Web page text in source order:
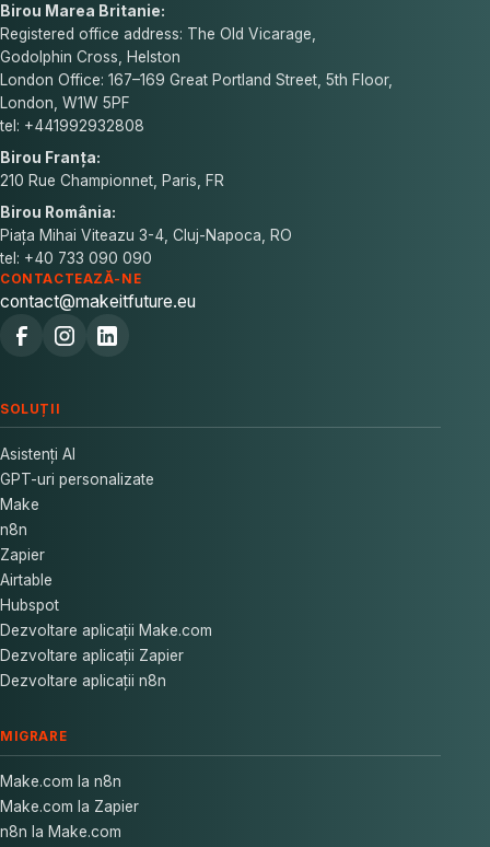
Birou Marea Britanie:
Registered office address: The Old Vicarage,
Godolphin Cross, Helston
London Office: 167–169 Great Portland Street, 5th Floor,
London, W1W 5PF
tel: +441992932808
Birou Franța:
210 Rue Championnet, Paris, FR
Birou România:
Piața Mihai Viteazu 3-4, Cluj-Napoca, RO
tel: +40 733 090 090
CONTACTEAZĂ-NE
contact@makeitfuture.eu
SOLUȚII
Asistenți AI
GPT-uri personalizate
Make
n8n
Zapier
Airtable
Hubspot
Dezvoltare aplicații Make.com
Dezvoltare aplicații Zapier
Dezvoltare aplicații n8n
MIGRARE
Make.com la n8n
Make.com la Zapier
n8n la Make.com